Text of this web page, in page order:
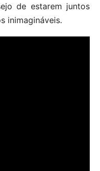
de estarem juntos
inimagináveis.